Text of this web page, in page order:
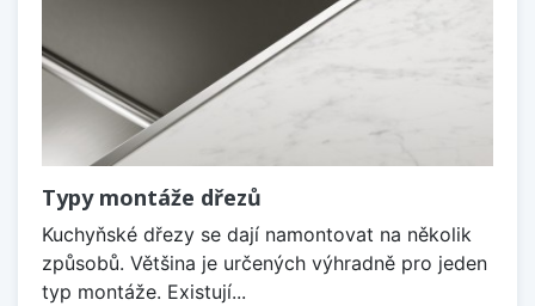
Typy montáže dřezů
Kuchyňské dřezy se dají namontovat na několik
způsobů. Většina je určených výhradně pro jeden
typ montáže. Existují...